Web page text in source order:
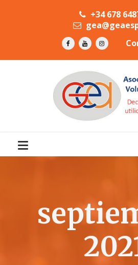
+34 678